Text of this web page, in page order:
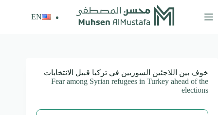
إلى
المحتوى
EN
خوف بين اللاجئين السوريين في تركيا قبيل الانتخابات
Fear among Syrian refugees in Turkey ahead of the
elections